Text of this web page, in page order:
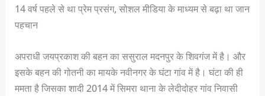
14 वर्ष पहले से था प्रेम प्रसंग, सोशल मीडिया के माध्यम से बढ़ा था जान
पहचान
अपराधी जयप्रकाश की बहन का ससुराल मदनपुर के शिवगंज में है। और
इसके बहन की गोतनी का मायके नवीनगर के घंटा गांव में है। घंटा की ही
ममता है जिसका शादी 2014 में सिमरा थाना के लेदीदोहर गांव निवासी